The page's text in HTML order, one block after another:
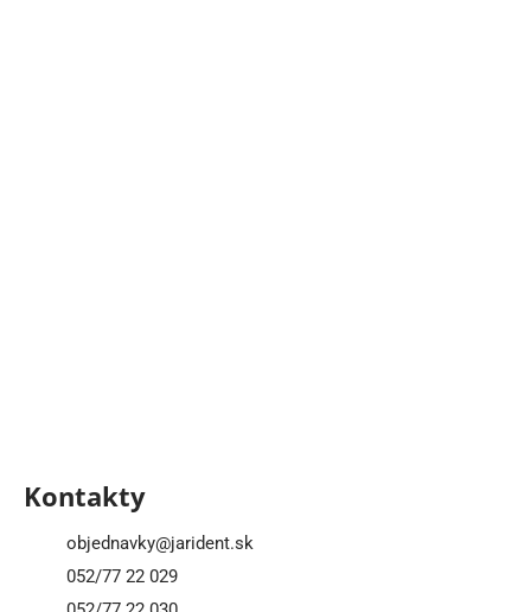
Kontakty
objednavky@jarident.sk
052/77 22 029